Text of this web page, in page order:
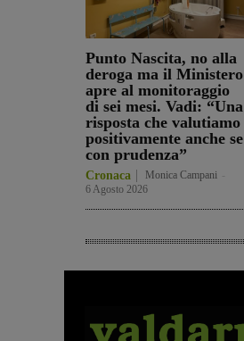
Punto Nascita, no alla
deroga ma il Ministero
apre al monitoraggio
di sei mesi. Vadi: “Una
risposta che valutiamo
positivamente anche se
con prudenza”
Cronaca Monica Campani
6 Agosto 2026